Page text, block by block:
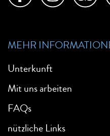
MEHR
Unterkunft
Mit uns arbeiten
FAQs
nützliche Links